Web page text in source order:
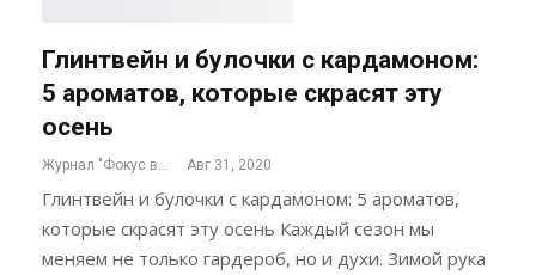
Глинтвейн и булочки с кардамоном:
5 ароматов, которые скрасят эту
осень
Журнал "Фокус внимания" Авг 31, 2020
Глинтвейн и булочки с кардамоном: 5 ароматов,
которые скрасят эту осень Каждый сезон мы
меняем не только гардероб, но и духи. Зимой рука